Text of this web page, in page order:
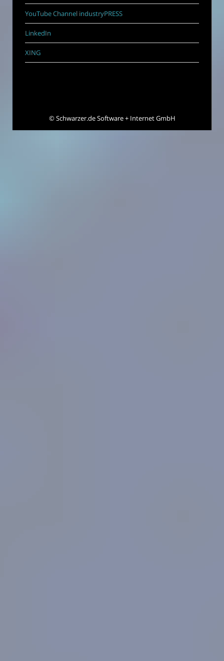
YouTube Channel industryPRESS
LinkedIn
XING
©Schwarzer.de Software + Internet GmbH